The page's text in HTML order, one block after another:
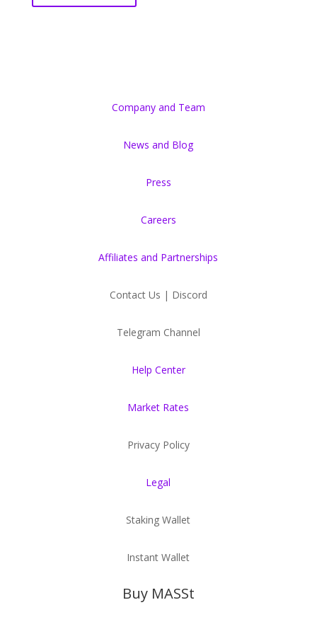
Company and Team
News and Blog
Press
Careers
Affiliates and Partnerships
Contact Us | Discord
Telegram Channel
Help Center
Market Rates
Privacy Policy
Legal
Staking Wallet
Instant Wallet
Buy MASSt